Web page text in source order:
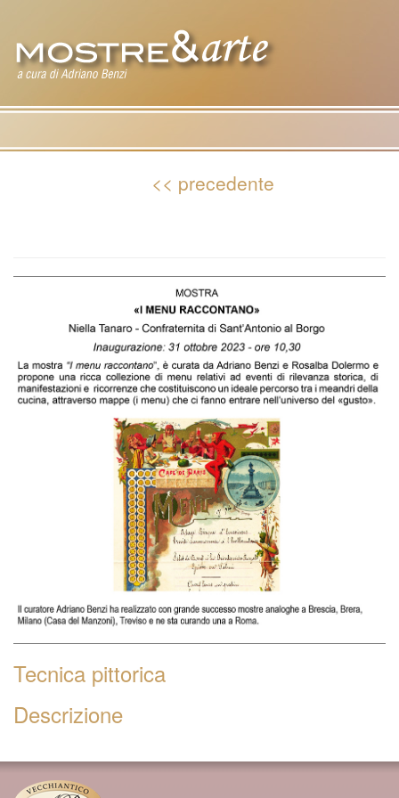
<< precedente
Tecnica pittorica
Descrizione